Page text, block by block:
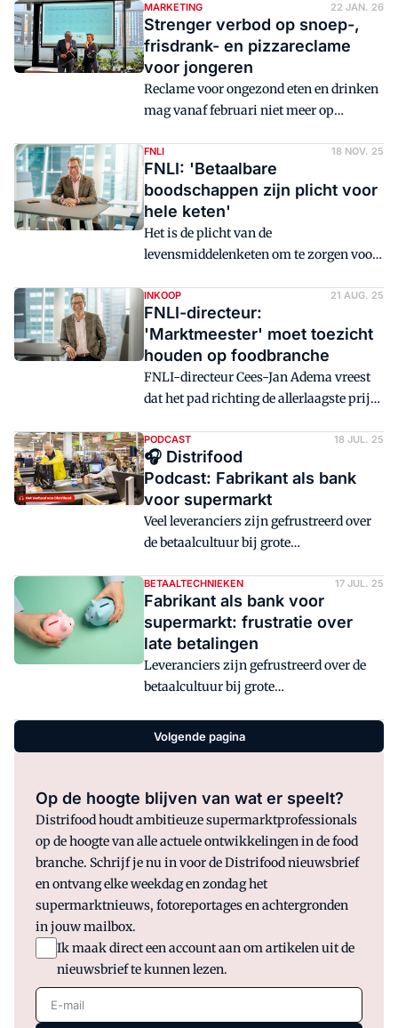
naar strengere wetgeving die later van
kracht wordt. Volgens fabrikantenkoepel
FNLI zien de producenten zelf ook in dat
een striktere reclamecode noodzakelijk
is, ook al kunnen die nieuwe regels niet
alles voorkomen.
MARKETING 22 JAN. 26
Strenger verbod op snoep-,
frisdrank- en pizzareclame
voor jongeren
Reclame voor ongezond eten en drinken
mag vanaf februari niet meer op
staat in de nieuwe reclamecode die
fabrikantenkoepel FNLI vandaag
presenteerde. Over de leeftijdsgrens is
echter nog wel discussie.
FNLI 18 NOV. 25
FNLI: 'Betaalbare
boodschappen zijn plicht voor
hele keten'
Het is de plicht van de
levensmiddelenketen om te zorgen voor
ten koste gaat van het verdienmodel van
ketenpartijen. Dat zegt FNLI-directeur
Cees-Jan Adema.
INKOOP 21 AUG. 25
FNLI-directeur:
'Marktmeester' moet toezicht
houden op foodbranche
FNLI-directeur Cees-Jan Adema vreest
dat het pad richting de allerlaagste prijs
paar jaar gaan de discussies niet meer
over bodemprijzen, maar over
leveringszekerheid, voorspelt hij. Ook
vindt Adema dat de branche baat heeft
bij een marktmeester, een rol die de
overheid zou kunnen vervullen.
PODCAST 18 JUL. 25
🎧 Distrifood
Podcast: Fabrikant als bank
voor supermarkt
Veel leveranciers zijn gefrustreerd over
de betaalcultuur bij grote
rondgang van Distrifood. Ze krijgen
regelmatig te laat betaald voor producten
die al lang zijn verkocht in de
supermarkt en moeten via trage
processen achter hun eigen geld aan.
BETAALTECHNIEKEN 17 JUL. 25
Fabrikant als bank voor
supermarkt: frustratie over
late betalingen
Leveranciers zijn gefrustreerd over de
betaalcultuur bij grote
regelmatig te laat betaald voor producten
die al lang zijn verkocht in de
geld aan, blijkt uit gesprekken met
vertegenwoordigers van meerdere kleine
en middelgrote fabrikanten. 'Alles draait
om dit principe: zo laat mogelijk
betalen.' Branchekoepel FNLI herkent
het beeld.
Volgende pagina
Op de hoogte blijven van wat er speelt?
Distrifood houdt ambitieuze supermarktprofessionals
op de hoogte van alle actuele ontwikkelingen in de food
branche. Schrijf je nu in voor de Distrifood nieuwsbrief
en ontvang elke weekdag en zondag het
supermarktnieuws, fotoreportages en achtergronden
in jouw mailbox.
Ik maak direct een account aan om artikelen uit de
nieuwsbrief te kunnen lezen.
E-mail